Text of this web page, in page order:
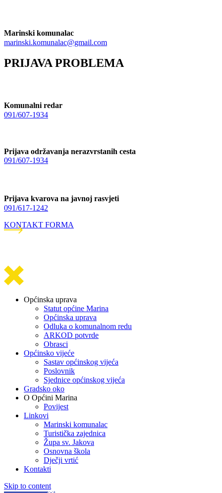
Marinski komunalac
marinski.komunalac@gmail.com
PRIJAVA PROBLEMA
Komunalni redar
091/607-1934
Prijava održavanja nerazvrstanih cesta
091/607-1934
Prijava kvarova na javnoj rasvjeti
091/617-1242
KONTAKT FORMA
Općinska uprava
Statut općine Marina
Općinska uprava
Odluka o komunalnom redu
ARKOD potvrde
Obrasci
Općinsko vijeće
Sastav općinskog vijeća
Poslovnik
Sjednice općinskog vijeća
Gradsko oko
O Općini Marina
Povijest
Linkovi
Marinski komunalac
Turistička zajednica
Župa sv. Jakova
Osnovna škola
Dječji vrtić
Kontakti
Skip to content